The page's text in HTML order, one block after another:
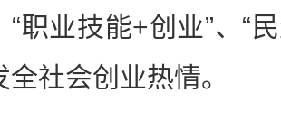
“职业技能+创业”、“
社会创业热情。